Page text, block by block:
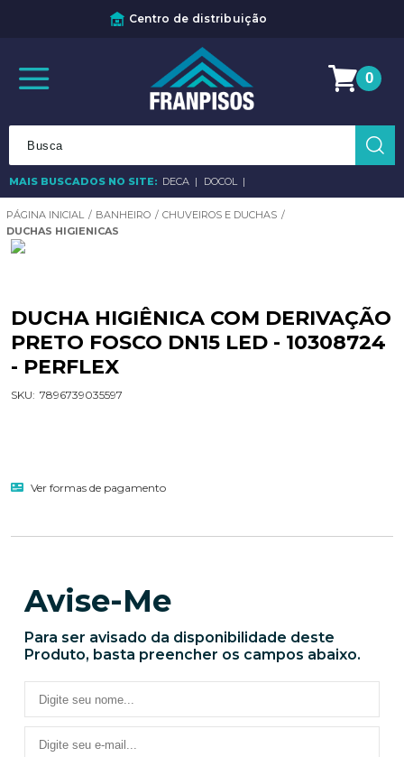
Centro de distribuição
MAIS BUSCADOS NO SITE: DECA DOCOL
0
BANHEIRO
CHUVEIROS E DUCHAS
DUCHAS HIGIENICAS
DUCHA HIGIÊNICA COM DERIVAÇÃO
PRETO FOSCO DN15 LED - 10308724
- PERFLEX
SKU: 7896739035597
Ver formas de pagamento
Avise-Me
Para ser avisado da disponibilidade deste
Produto, basta preencher os campos abaixo.